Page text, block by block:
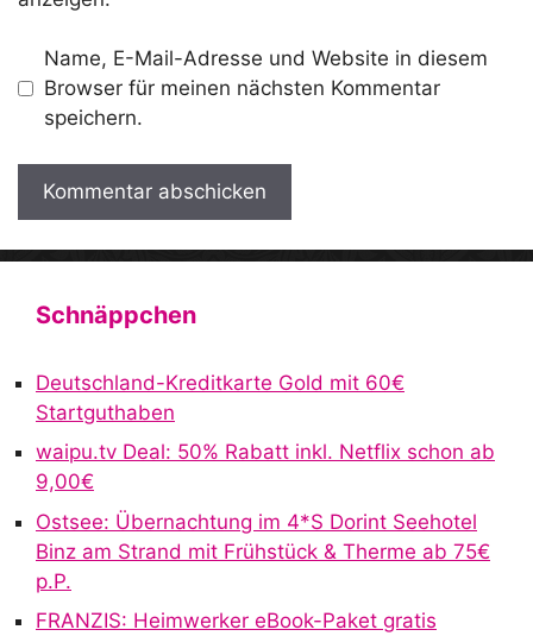
Name, E-Mail-Adresse und Website in diesem
Browser für meinen nächsten Kommentar
speichern.
A
n
t
Schnäppchen
Deutschland-Kreditkarte Gold mit 60€
Startguthaben
waipu.tv Deal: 50% Rabatt inkl. Netflix schon ab
9,00€
Ostsee: Übernachtung im 4*S Dorint Seehotel
Binz am Strand mit Frühstück & Therme ab 75€
p.P.
FRANZIS: Heimwerker eBook-Paket gratis